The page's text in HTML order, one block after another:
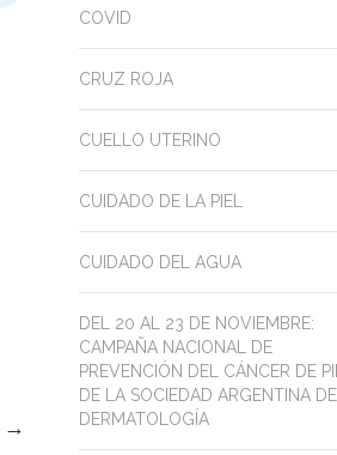
→
COVID
CRUZ ROJA
CUELLO UTERINO
CUIDADO DE LA PIEL
CUIDADO DEL AGUA
DEL 20 AL 23 DE NOVIEMBRE:
CAMPAÑA NACIONAL DE
PREVENCIÓN DEL CÁNCER DE
DE LA SOCIEDAD ARGENTINA DE
DERMATOLOGÍA